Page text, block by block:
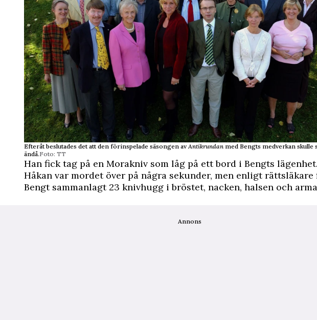
Efteråt beslutades det att den förinspelade säsongen av Antikrundan med Bengts medverkan skulle
ändå.Foto: TT
Han fick tag på en Morakniv som låg på ett bord i Bengts
Håkan var mordet över på några sekunder, men enligt rättsläkare
Bengt sammanlagt 23 knivhugg i bröstet, nacken, halsen och
Annons